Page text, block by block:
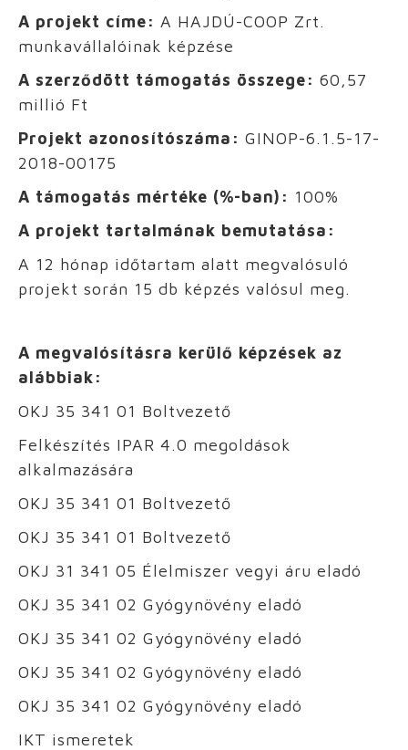
A projekt címe: A HAJDÚ-COOP Zrt.
munkavállalóinak képzése
A szerződött támogatás összege: 60,57
millió Ft
Projekt azonosítószáma: GINOP-6.1.5-17-
2018-00175
A támogatás mértéke (%-ban): 100%
A projekt tartalmának bemutatása:
A 12 hónap időtartam alatt megvalósuló
projekt során 15 db képzés valósul meg.
A megvalósításra kerülő képzések az
alábbiak:
OKJ 35 341 01 Boltvezető
Felkészítés IPAR 4.0 megoldások
alkalmazására
OKJ 35 341 01 Boltvezető
OKJ 35 341 01 Boltvezető
OKJ 31 341 05 Élelmiszer vegyi áru eladó
OKJ 35 341 02 Gyógynövény eladó
OKJ 35 341 02 Gyógynövény eladó
OKJ 35 341 02 Gyógynövény eladó
OKJ 35 341 02 Gyógynövény eladó
IKT ismeretek